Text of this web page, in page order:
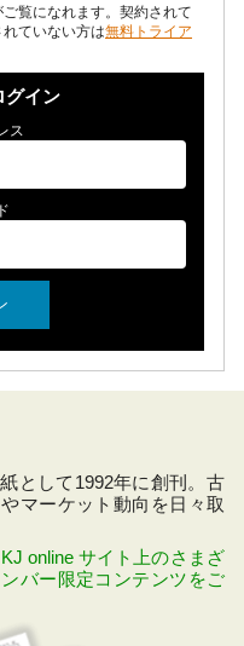
覧になれます。契約されて
ていない方は無料トライア
グイン
ス
として1992年に創刊。古
マーケット動向を日々取
online サイト上のさまざ
バー限定コンテンツをご